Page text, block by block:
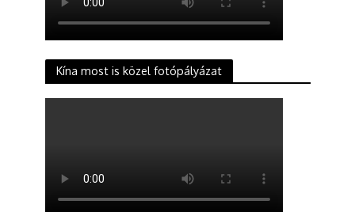
Kína most is közel fotópályázat